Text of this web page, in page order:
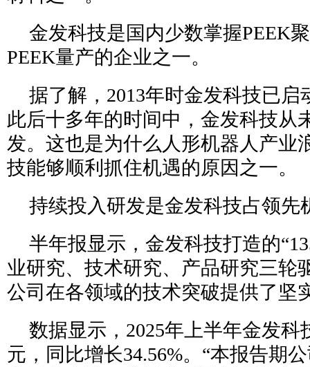
金发科技是国内少数掌握PEEK
PEEK量产的企业之一。
据了解，2013年时金发科技已启
此后十多年的时间中，金发科技从
发。这也是为什么人形机器人产业
技能够顺利抓住机遇的原因之一。
持续投入研发是金发科技占领先
半年报显示，金发科技打造的
业研究、技术研究、产品研究三轮
公司在各领域的技术突破提供了坚
数据显示，2025年上半年金发科
元，同比增长34.56%。“本报告期